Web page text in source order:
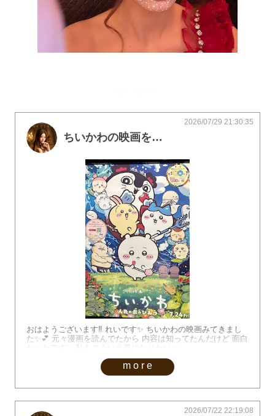
ちいかわの映画を見た(՞ o̴̶̷̤ ̫ o̴̶̷̤ ՞)
2026/07/29 21:30:35
おはようございます‼️ れいです✨️ ちいかわの映画みてきまし
た✨️💕 元々漫画を読んでたから 内容は知ってたんだけど 面白
かったです✨️ 私もこういう風になりたいっ
more
2026/07/22 22:19:08